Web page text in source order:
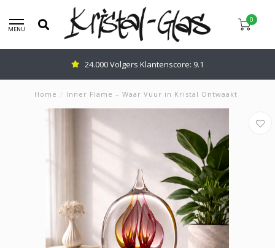
MENU
0
24.000 Volgers Klantenscore: 9.1
Home / Inner Flame – Waar Vuur in Kristal Ontwaakt